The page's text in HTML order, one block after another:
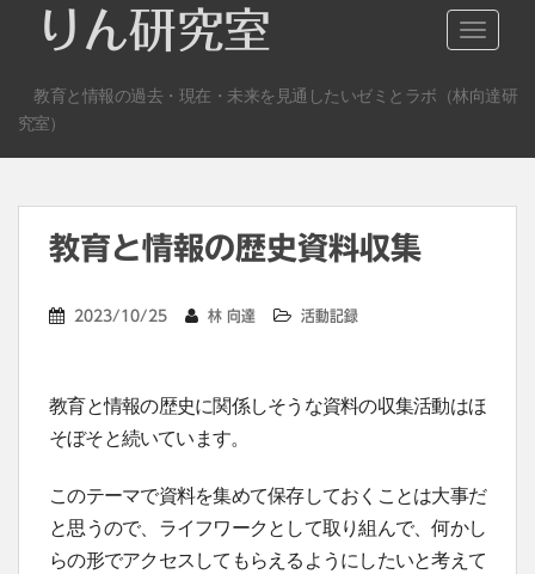
o
りん研究室
教育と情報の過去・現在・未来を見通したいゼミとラボ（林向達研
究室）
教育と情報の歴史資料収集
2023/10/25 林 向達 活動記録
教育と情報の歴史に関係しそうな資料の収集活動はほ
そぼそと続いています。
このテーマで資料を集めて保存しておくことは大事だ
と思うので、ライフワークとして取り組んで、何かし
らの形でアクセスしてもらえるようにしたいと考えて